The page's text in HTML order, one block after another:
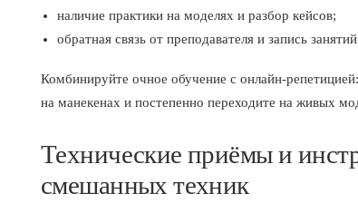
наличие практики на моделях и разбор кейсов;
обратная связь от преподавателя и запись
Комбинируйте очное обучение с онлайн-
на манекенах и постепенно переходите на живых
Технические приёмы и
смешанных техник